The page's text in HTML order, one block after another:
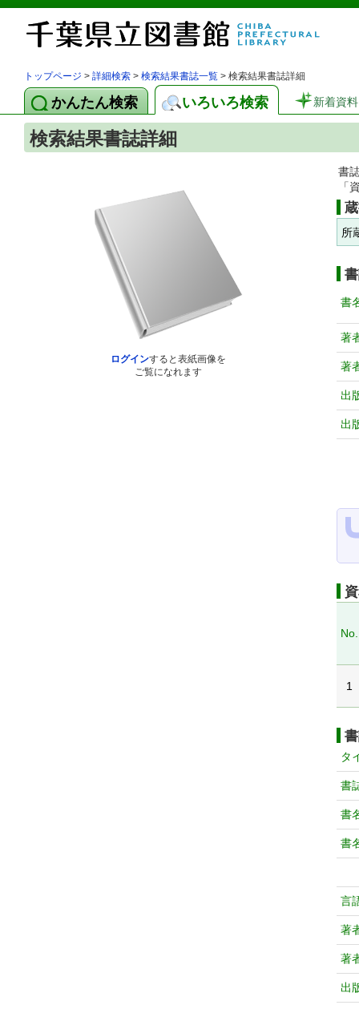
トップページ > 詳細検索 > 検索結果書誌一覧 > 検索結果書誌詳細
かんたん検索 いろいろ検索 新着資料
検索結果書誌詳細
ログインすると表紙画像を
ご覧になれます
書
「
所
書
著
著
出
出
No.
1
タ
書
書
書
言
著
著
出